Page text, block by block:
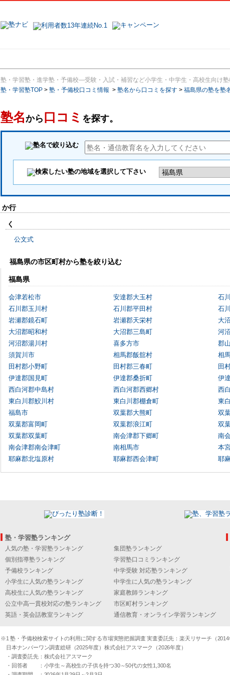
塾・学習塾・進学塾・予備校―受験・入試・補習など小学生・中学生・高校生向け塾
塾・学習塾TOP > 塾・予備校口コミ情報 > 塾名から口コミを探す > 福島県の塾を塾
塾名から 口コミ を探す。
か行
く
公文式
福島県の市区町村から塾を絞り込む
福島県
会津若松市 安達郡大玉村 石
石川郡玉川村
石川郡平田村 石
岩瀬郡鏡石町
岩瀬郡天栄村 大
大沼郡昭和村
大沼郡三島町 河
河沼郡湯川村
喜多方市 郡
須賀川市
相馬郡飯舘村 相
田村郡小野町
田村郡三春町 田
伊達郡国見町
伊達郡桑折町 伊
西白河郡中島村
西白河郡西郷村 西
東白川郡鮫川村
東白川郡棚倉町 東
福島市
双葉郡大熊町 双
双葉郡富岡町
双葉郡浪江町 双
双葉郡双葉町
南会津郡下郷町 南
南会津郡南会津町
南相馬市 本
耶麻郡北塩原村
耶麻郡西会津町 耶
塾・学習塾ランキング
人気の塾・学習塾ランキング
集団塾ランキング
個別指導塾ランキング
学習塾口コミランキング
予備校ランキング
中学受験 対応塾ランキング
小学生に人気の塾ランキング
中学生に人気の塾ランキング
高校生に人気の塾ランキング
家庭教師ランキング
公立中高一貫校対応の塾ランキング
市区町村ランキング
英語・英会話教室ランキング
通信教育・オンライン学習ランキング
※1 塾・予備校検索サイトの利用に関する市場実態把握調査 実査委託先：楽天リサーチ（
日本ナンバーワン調査総研（2025年度）株式会社アスマーク（2026年度）
・調査委託先：株式会社アスマーク
・回答者 ：小学生～高校生の子供を持つ30～50代の女性1,300名